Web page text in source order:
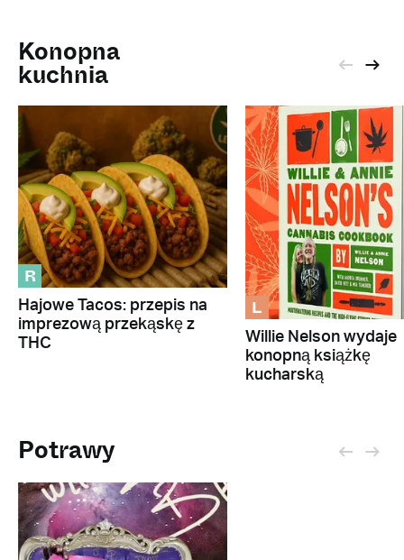
Konopna
kuchnia
R
Hajowe Tacos: przepis na
imprezową przekąskę z
THC
L
Willie Nelson wydaje
konopną książkę
kucharską
Potrawy